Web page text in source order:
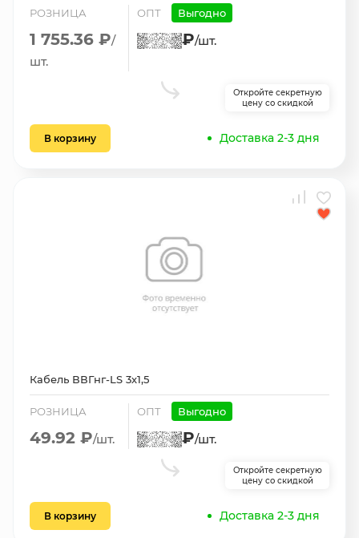
РОЗНИЦА
1 755.36 ₽/
шт.
ОПТ Выгодно
₽/шт.
Откройте секретную
цену со скидкой
В корзину Доставка 2-3 дня
Кабель ВВГнг-LS 3х1,5
РОЗНИЦА
49.92 ₽/шт.
ОПТ Выгодно
₽/шт.
Откройте секретную
цену со скидкой
В корзину Доставка 2-3 дня